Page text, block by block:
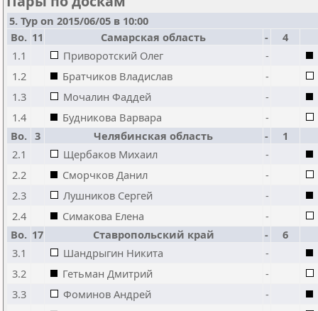
5. Тур on 2015/06/05 в 10:00
Bo. 11 Самарская область -
4
1.1
Приворотский Олег
-
1.2
Братчиков Владислав
-
1.3
Мочалин Фаддей
-
1.4
Будникова Варвара
-
Bo. 3 Челябинская область -
1
2.1
Щербаков Михаил
-
2.2
Сморчков Данил
-
2.3
Лушников Сергей
-
2.4
Симакова Елена
-
Bo. 17 Ставропольский край -
6
3.1
Шандрыгин Никита
-
3.2
Гетьман Дмитрий
-
3.3
Фоминов Андрей
-